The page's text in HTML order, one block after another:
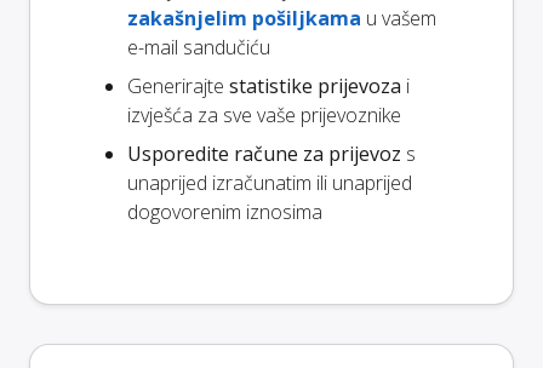
zakašnjelim pošiljkama u vašem
e-mail sandučiću
Generirajte statistike prijevoza i
izvješća za sve vaše prijevoznike
Usporedite račune za prijevoz s
unaprijed izračunatim ili unaprijed
dogovorenim iznosima